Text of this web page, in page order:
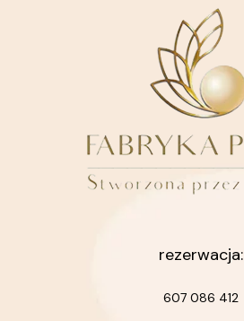
rezerwacja:
607 086 412